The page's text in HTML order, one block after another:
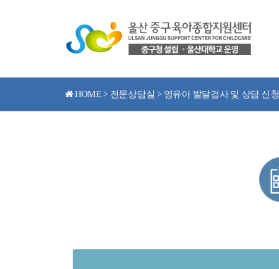
HOME > 전문상담실 > 영유아 발달검사 및 상담 신청